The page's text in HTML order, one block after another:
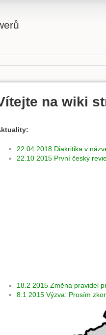
na wiki
22.04.2018 Diakritika v
22.10 2015 První český
18.2 2015 Změna pravidel
8.1 2015 Výzva: Prosím